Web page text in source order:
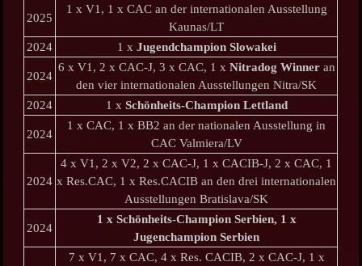
2025
1 x V1, 1 x CAC an der internationalen Ausstellung
Kaunas/LT
2024
1 x Jugendchampion Slowakei
2024
6 x V1, 2 x CAC-J, 3 x CAC, 1 x Nitradog Winneran
den vier internationalen Ausstellungen Nitra/SK
2024
1 x Schönheits-Champion Lettland
2024
1 x CAC, 1 x BB2 an der nationalen Ausstellung in
CAC Valmiera/LV
2024
4 x V1, 2 x V2, 2 x CAC-J, 1 x CACIB-J, 2 x CAC, 1
x Res.CAC, 1 x Res.CACIB an den drei internationalen
Ausstellungen Bratislava/SK
2024
1 x Schönheits-Champion Serbien, 1 x
Jugenchampion Serbien
7 x V1, 7 x CAC, 4 x Res. CACIB, 2 x CAC-J, 1 x